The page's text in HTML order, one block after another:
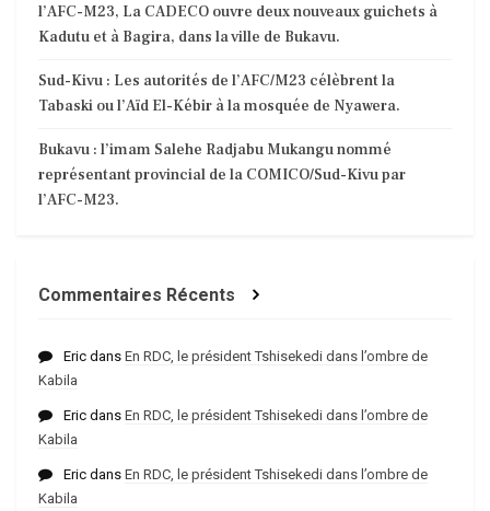
l’AFC-M23, La CADECO ouvre deux nouveaux guichets à
Kadutu et à Bagira, dans la ville de Bukavu.
Sud-Kivu : Les autorités de l’AFC/M23 célèbrent la
Tabaski ou l’Aïd El-Kébir à la mosquée de Nyawera.
Bukavu : l’imam Salehe Radjabu Mukangu nommé
représentant provincial de la COMICO/Sud-Kivu par
l’AFC-M23.
Commentaires Récents
Eric dans En RDC, le président Tshisekedi dans l’ombre de
Kabila
Eric dans En RDC, le président Tshisekedi dans l’ombre de
Kabila
Eric dans En RDC, le président Tshisekedi dans l’ombre de
Kabila